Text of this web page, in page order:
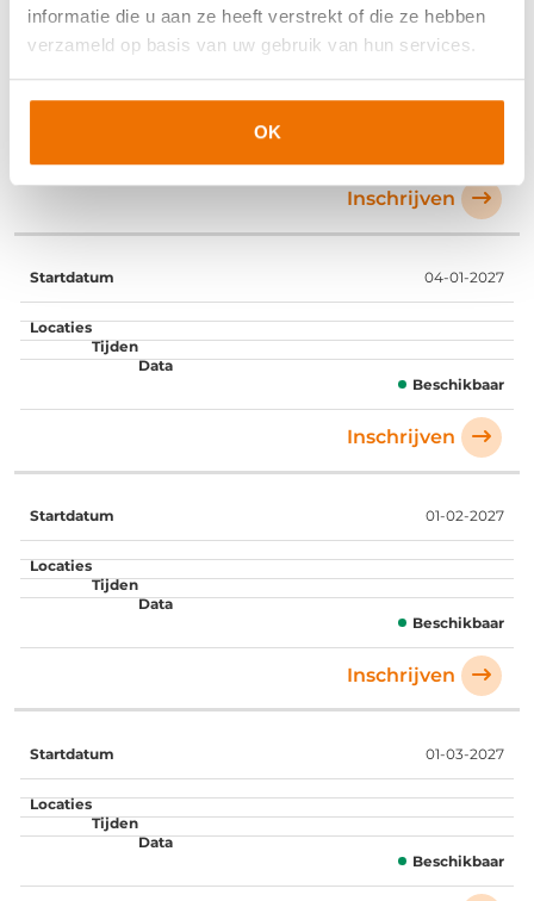
informatie die u aan ze heeft verstrekt of die ze hebben
verzameld op basis van uw gebruik van hun services.
OK
07-12-2026
Inschrijven
04-01-2027
Beschikbaar
Inschrijven
01-02-2027
Beschikbaar
Inschrijven
01-03-2027
Beschikbaar